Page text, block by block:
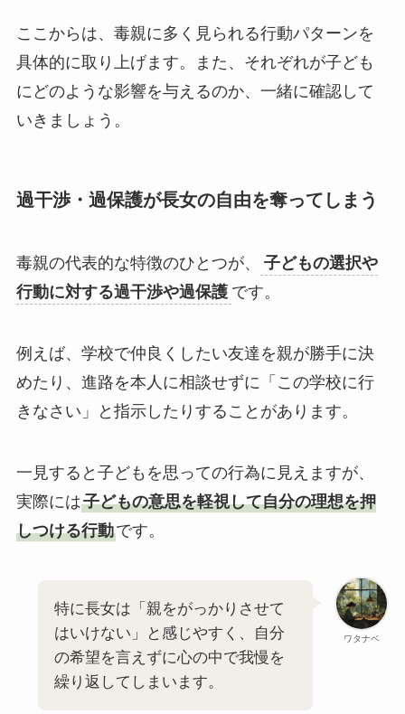
ここからは、毒親に多く見られる行動パターンを
具体的に取り上げます。また、それぞれが子ども
にどのような影響を与えるのか、一緒に確認して
いきましょう。
過干渉・過保護が長女の自由を奪ってしまう
毒親の代表的な特徴のひとつが、
子どもの選択や
行動に対する過干渉や過保護 です。
例えば、学校で仲良くしたい友達を親が勝手に決
めたり、進路を本人に相談せずに「この学校に行
きなさい」と指示したりすることがあります。
一見すると子どもを思っての行為に見えますが、
実際には子どもの意思を軽視して自分の理想を押
しつける行動です。
ワタナベ
特に長女は「親をがっかりさせて
はいけない」と感じやすく、自分
の希望を言えずに心の中で我慢を
繰り返してしまいます。